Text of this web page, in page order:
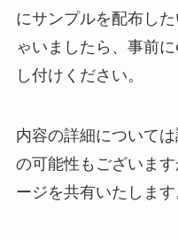
にサンプルを配布し
ゃいましたら、事前
し付けください。
内容の詳細について
の可能性もございま
ージを共有いたします